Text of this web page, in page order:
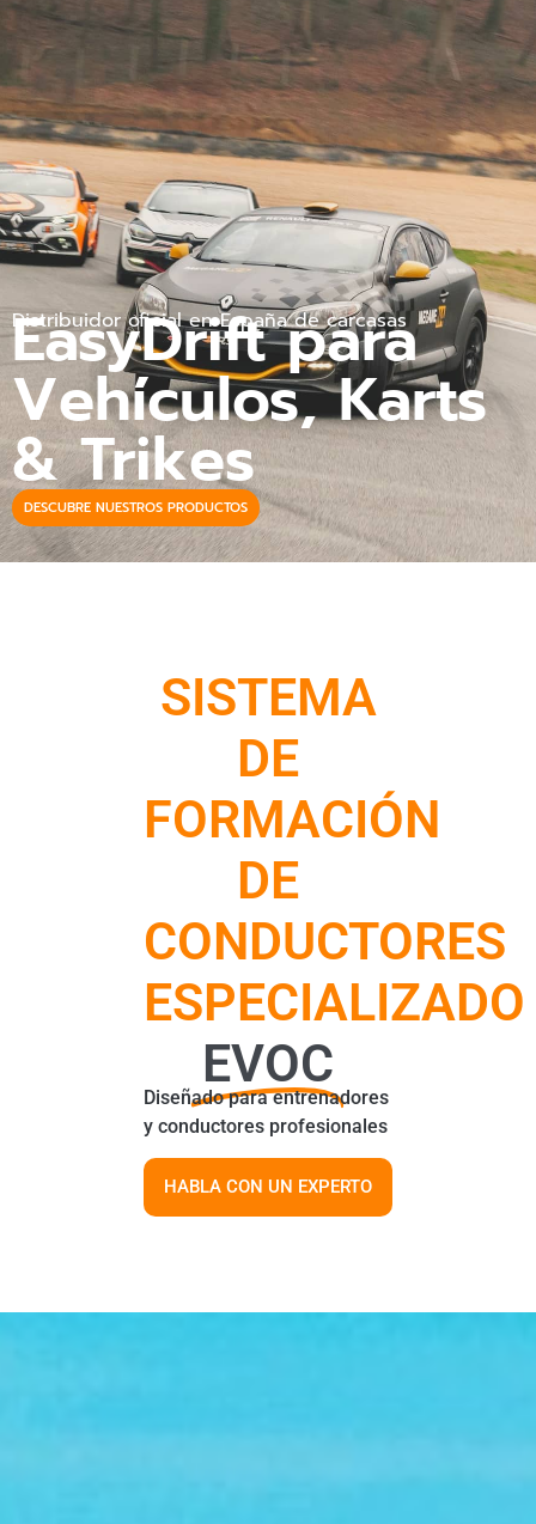
Distribuidor oficial en España de carcasas
EasyDrift para
Vehículos, Karts
& Trikes
DESCUBRE NUESTROS PRODUCTOS
SISTEMA
DE
FORMACIÓN
DE
CONDUCTORES
ESPECIALIZADO
EVOC
Diseñado para entrenadores
y conductores profesionales
HABLA CON UN EXPERTO